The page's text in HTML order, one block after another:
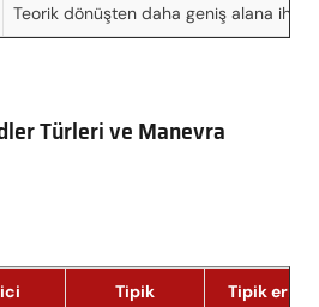
Teorik dönüşten daha geniş alana
Türleri ve Manevra
Tipik Tipik